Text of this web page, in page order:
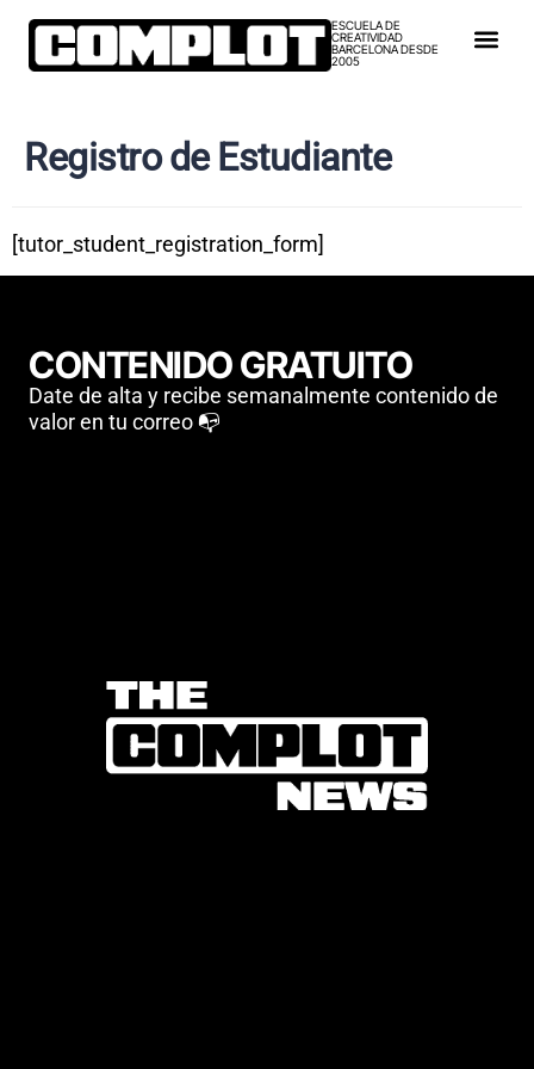
ESCUELA DE
CREATIVIDAD
BARCELONA DESDE
2005
Registro de Estudiante
[tutor_student_registration_form]
CONTENIDO GRATUITO
Date de alta y recibe semanalmente contenido de
valor en tu correo 📭